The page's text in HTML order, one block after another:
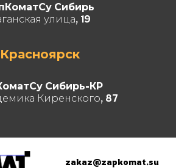
Сибирь
улица, 19
Красноярск
Сибирь-КР
Киренского, 87
zakaz@zapkomat.su